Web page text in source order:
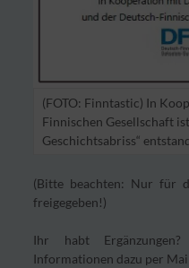
(FOTO: Finntastic) In
Finnischen Gesellschaft
Geschichtsabriss“
(Bitte beachten: Nur für
freigegeben!)
Ihr habt
Informationen dazu per